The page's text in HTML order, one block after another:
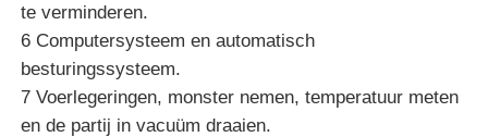
Fabrieksreis
Kwaliteitscontrole
te verminderen.
6 Computersysteem en automatisch
besturingssysteem.
7 Voerlegeringen, monster nemen, temperatuur meten
en de partij in vacuüm draaien.